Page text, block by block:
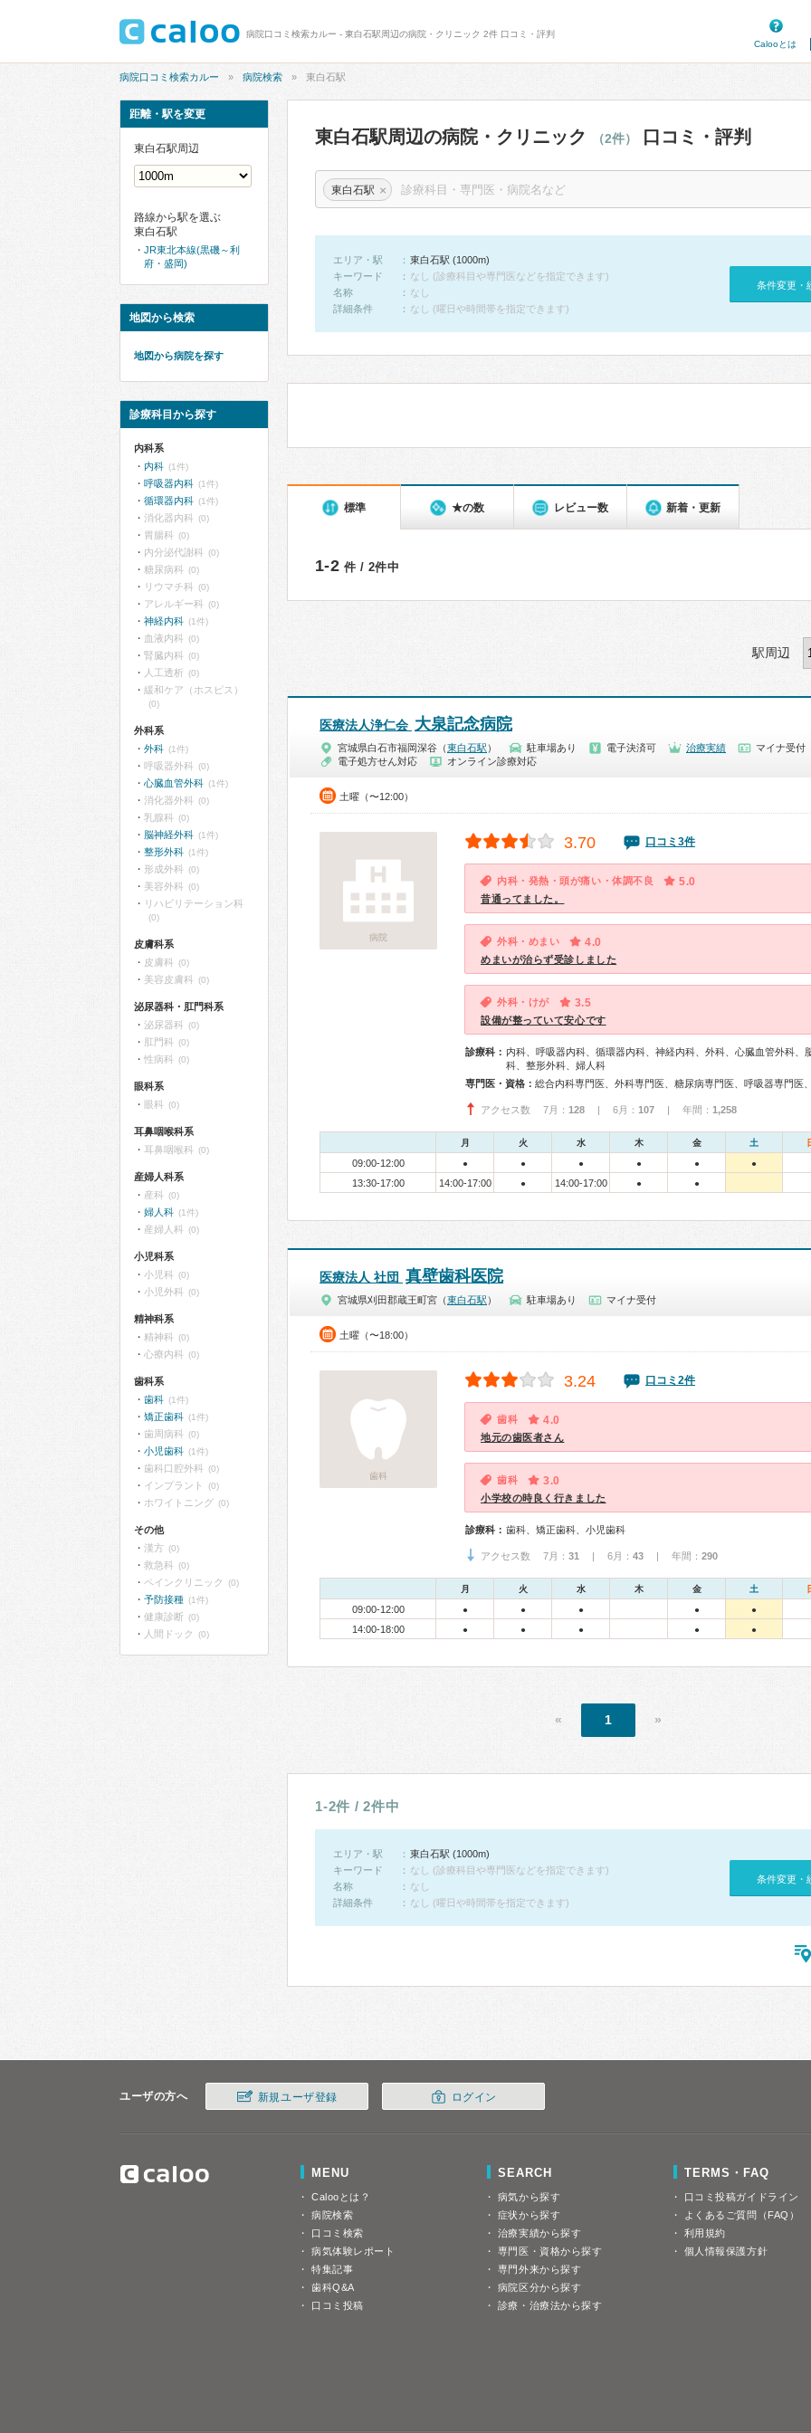
病院口コミ検索カルー - 東白石駅周辺の病院・クリニック 2件 口コミ・評判
Calooとは
病院口コミ検索カルー 病院検索 東白石駅
東白石駅周辺の病院・クリニック （2件） 口コミ・評判
東白石駅 ×
エリア・駅
東白石駅 (1000m)
キーワード
なし (診療科目や専門医などを指定できます)
名称
なし
詳細条件
なし (曜日や時間帯を指定できます)
条件変更・
標準 ★の数 レビュー数 新着・更新
1-2 件 / 2件中
駅周辺
医療法人浄仁会 大泉記念病院
宮城県白石市福岡深谷（東白石駅 ） 駐車場あり 電子決済可 治療実績
マイナ受付
電子処方せん対応
オンライン診療対応
土曜（〜12:00）
病院
3.70 口コミ3件
内科・発熱・頭が痛い・体調不良 5.0
昔通ってました。
外科・めまい 4.0
めまいが治らず受診しました
外科・けが 3.5
設備が整っていて安心です
診療科： 内科、呼吸器内科、循環器内科、神経内科、外科、心臓血管外科、
科、整形外科、婦人科
専門医・資格：
アクセス数 7月： 128 | 6月： 107 | 年間： 1,258
月 火 水 木 金 土
09:00-12:00 ● ● ● ● ● ●
13:30-17:00 14:00-17:00 ● 14:00-17:00 ● ●
医療法人 社団 真壁歯科医院
宮城県刈田郡蔵王町宮（東白石駅 ） 駐車場あり マイナ受付
土曜（〜18:00）
歯科
3.24 口コミ2件
歯科 4.0
地元の歯医者さん
歯科 3.0
小学校の時良く行きました
診療科： 歯科、矯正歯科、小児歯科
アクセス数 7月： 31 | 6月： 43 | 年間： 290
月 火 水 木 金 土
09:00-12:00 ● ● ● ● ●
14:00-18:00 ● ● ● ● ●
« 1 »
1-2件 / 2件中
エリア・駅
東白石駅 (1000m)
キーワード
なし (診療科目や専門医などを指定できます)
名称
なし
詳細条件
なし (曜日や時間帯を指定できます)
条件変更・
距離・駅を変更
東白石駅周辺
路線から駅を選ぶ
東白石駅
JR東北本線(黒磯～利
府・盛岡)
地図から検索
地図から病院を探す
診療科目から探す
内科系
内科 (1件)
呼吸器内科 (1件)
循環器内科 (1件)
消化器内科 (0)
胃腸科 (0)
内分泌代謝科 (0)
糖尿病科 (0)
リウマチ科 (0)
アレルギー科 (0)
神経内科 (1件)
血液内科 (0)
腎臓内科 (0)
人工透析 (0)
緩和ケア（ホスピス）
(0)
外科系
外科 (1件)
呼吸器外科 (0)
心臓血管外科 (1件)
消化器外科 (0)
乳腺科 (0)
脳神経外科 (1件)
整形外科 (1件)
形成外科 (0)
美容外科 (0)
リハビリテーション科
(0)
皮膚科系
皮膚科 (0)
美容皮膚科 (0)
泌尿器科・肛門科系
泌尿器科 (0)
肛門科 (0)
性病科 (0)
眼科系
眼科 (0)
耳鼻咽喉科系
耳鼻咽喉科 (0)
産婦人科系
産科 (0)
婦人科 (1件)
産婦人科 (0)
小児科系
小児科 (0)
小児外科 (0)
精神科系
精神科 (0)
心療内科 (0)
歯科系
歯科 (1件)
矯正歯科 (1件)
歯周病科 (0)
小児歯科 (1件)
歯科口腔外科 (0)
インプラント (0)
ホワイトニング (0)
その他
漢方 (0)
救急科 (0)
ペインクリニック (0)
予防接種 (1件)
健康診断 (0)
人間ドック (0)
ユーザの方へ 新規ユーザ登録 ログイン
MENU
Calooとは？
病院検索
口コミ検索
病気体験レポート
特集記事
歯科Q&A
口コミ投稿
SEARCH
病気から探す
症状から探す
治療実績から探す
専門医・資格から探す
専門外来から探す
病院区分から探す
診療・治療法から探す
TERMS・FAQ
口コミ投稿ガイドライン
よくあるご質問（FAQ）
利用規約
個人情報保護方針